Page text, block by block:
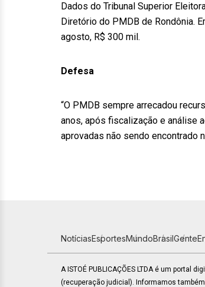
Dados do Tribunal Superior
Diretório do PMDB de Rondônia.
agosto, R$ 300 mil.
Defesa
“O PMDB sempre arrecadou
anos, após fiscalização e análise
aprovadas não sendo encontrado
NotíciasEsportesMundoBrasilGente
A ISTOÉ PUBLICAÇÕES LTDA é um portal
(recuperação judicial). Informamos